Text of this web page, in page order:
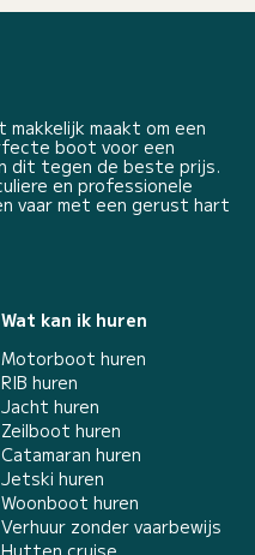
maakt om een
boot voor een
dit tegen de beste prijs.
en professionele
vaar met een gerust hart
Wat kan ik huren
Motorboot huren
RIB huren
Jacht huren
Zeilboot huren
Catamaran huren
Jetski huren
Woonboot huren
Verhuur zonder vaarbewijs
Hutten cruise